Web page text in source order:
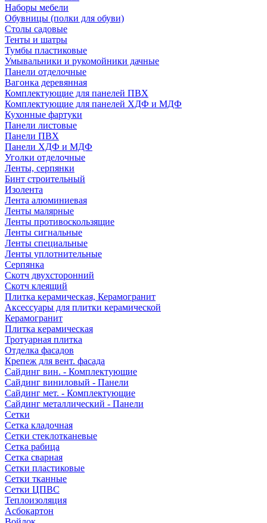
Наборы мебели
Обувницы (полки для обуви)
Столы садовые
Тенты и шатры
Тумбы пластиковые
Умывальники и рукомойники дачные
Панели отделочные
Вагонка деревянная
Комплектующие для панелей ПВХ
Комплектующие для панелей ХДФ и МДФ
Кухонные фартуки
Панели листовые
Панели ПВХ
Панели ХДФ и МДФ
Уголки отделочные
Ленты, серпянки
Бинт строительный
Изолента
Лента алюминиевая
Ленты малярные
Ленты противоскользящие
Ленты сигнальные
Ленты специальные
Ленты уплотнительные
Серпянка
Скотч двухсторонний
Скотч клеящий
Плитка керамическая, Керамогранит
Аксессуары для плитки керамической
Керамогранит
Плитка керамическая
Тротуарная плитка
Отделка фасадов
Крепеж для вент. фасада
Сайдинг вин. - Комплектующие
Сайдинг виниловый - Панели
Сайдинг мет. - Комплектующие
Сайдинг металлический - Панели
Сетки
Сетка кладочная
Сетки стеклотканевые
Сетка рабица
Сетка сварная
Сетки пластиковые
Сетки тканные
Сетки ЦПВС
Теплоизоляция
Асбокартон